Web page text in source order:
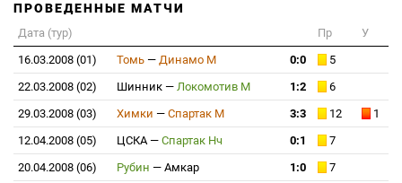
ПРОВЕДЕННЫЕ МАТЧИ
Дата (тур) Пр
У
16.03.2008 (01)
Томь — Динамо М 0:0
5
22.03.2008 (02)
Шинник — Локомотив М 1:2
6
29.03.2008 (03)
Химки — Спартак М 3:3 12
1
12.04.2008 (05)
ЦСКА— Спартак Нч 0:1
7
20.04.2008 (06)
Рубин — Амкар 1:0
7